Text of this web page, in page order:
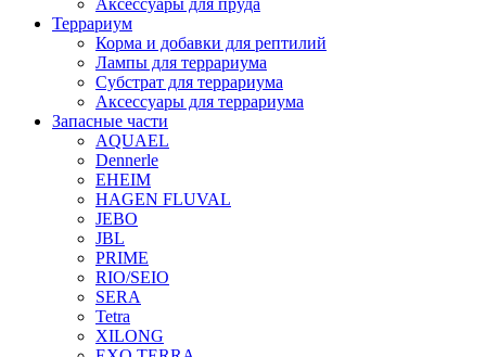
Аксессуары для пруда
Террариум
Корма и добавки для рептилий
Лампы для террариума
Субстрат для террариума
Аксессуары для террариума
Запасные части
AQUAEL
Dennerle
EHEIM
HAGEN FLUVAL
JEBO
JBL
PRIME
RIO/SEIO
SERA
Tetra
XILONG